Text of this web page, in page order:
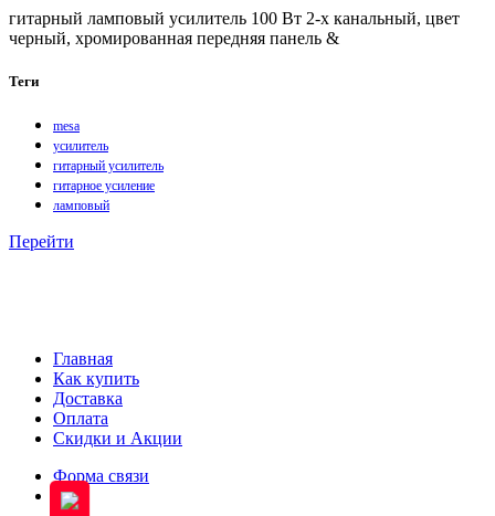
гитарный ламповый усилитель 100 Вт 2-х канальный, цвет
черный, хромированная передняя панель &
Теги
mesa
усилитель
гитарный усилитель
гитарное усиление
ламповый
Перейти
Главная
Как купить
Доставка
Оплата
Скидки и Акции
Форма связи
Блог